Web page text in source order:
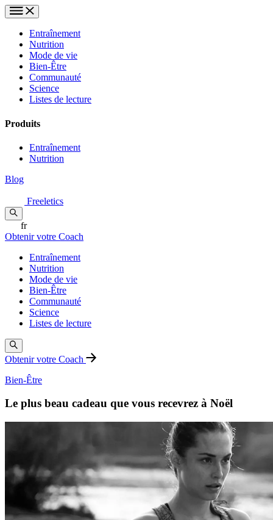
Entraînement
Nutrition
Mode de vie
Bien-Être
Communauté
Science
Listes de lecture
Produits
Entraînement
Nutrition
Blog
Freeletics
fr
Obtenir votre Coach
Entraînement
Nutrition
Mode de vie
Bien-Être
Communauté
Science
Listes de lecture
Obtenir votre Coach
Bien-Être
Le plus beau cadeau que vous recevrez à Noël